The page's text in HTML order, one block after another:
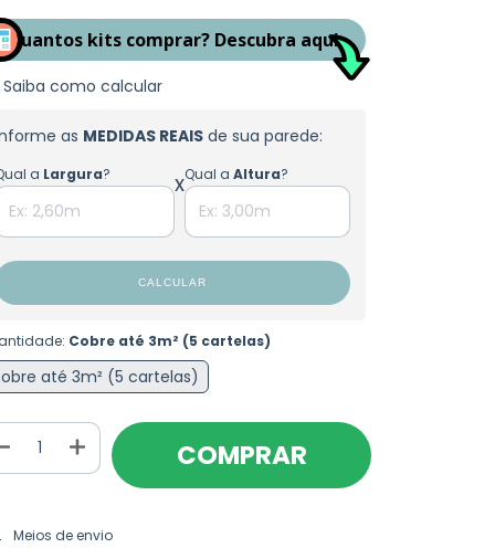
Quantos kits comprar? Descubra aqui
Saiba como calcular
as MEDIDAS REAIS de sua parede:
a Largura? xQual a Altura?
CALCULAR
Cobre até 3m² (5 cartelas)
até 3m² (5 cartelas)
para o CEP:
Meios de envio